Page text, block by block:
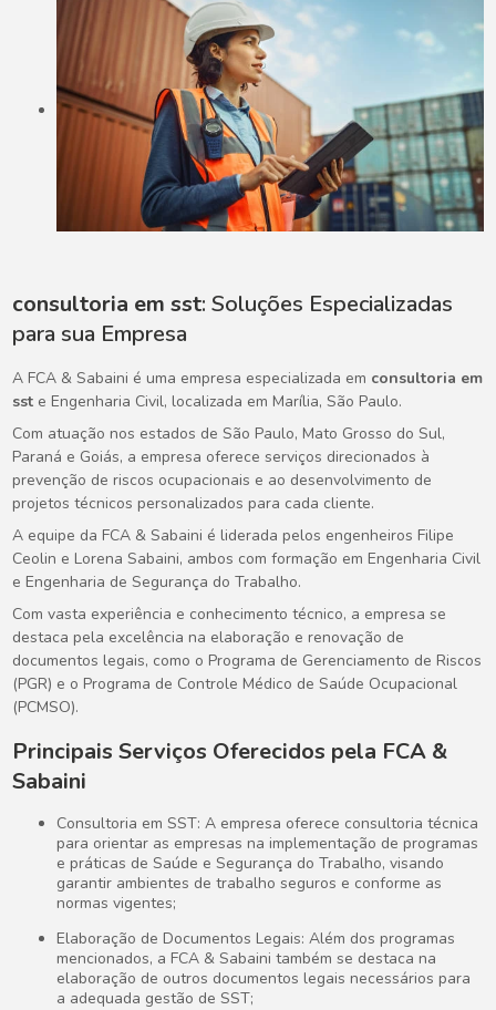
consultoria em sst: Soluções Especializadas
para sua Empresa
A FCA & Sabaini é uma empresa especializada em consultoria em
sst e Engenharia Civil, localizada em Marília, São Paulo.
Com atuação nos estados de São Paulo, Mato Grosso do Sul,
Paraná e Goiás, a empresa oferece serviços direcionados à
prevenção de riscos ocupacionais e ao desenvolvimento de
projetos técnicos personalizados para cada cliente.
A equipe da FCA & Sabaini é liderada pelos engenheiros Filipe
Ceolin e Lorena Sabaini, ambos com formação em Engenharia Civil
e Engenharia de Segurança do Trabalho.
Com vasta experiência e conhecimento técnico, a empresa se
destaca pela excelência na elaboração e renovação de
documentos legais, como o Programa de Gerenciamento de Riscos
(PGR) e o Programa de Controle Médico de Saúde Ocupacional
(PCMSO).
Principais Serviços Oferecidos pela FCA &
Sabaini
Consultoria em SST: A empresa oferece consultoria técnica
para orientar as empresas na implementação de programas
e práticas de Saúde e Segurança do Trabalho, visando
garantir ambientes de trabalho seguros e conforme as
normas vigentes;
Elaboração de Documentos Legais: Além dos programas
mencionados, a FCA & Sabaini também se destaca na
elaboração de outros documentos legais necessários para
a adequada gestão de SST;